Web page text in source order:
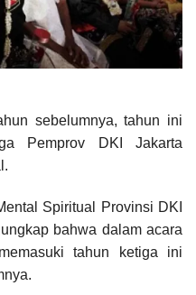
sebelumnya, tahun ini
Pemprov DKI Jakarta
Spiritual Provinsi DKI
bahwa dalam acara
tahun ketiga ini